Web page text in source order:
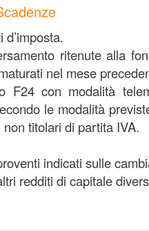
ritenute alla
nel mese
F24 con modalità
le modalità
titolari di partita IVA.
indicati sulle
redditi di capitale